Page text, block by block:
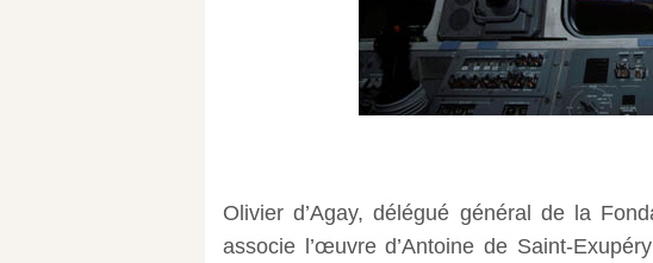
Olivier d’Agay, délégué général de la
associe l’œuvre d’Antoine de Saint-